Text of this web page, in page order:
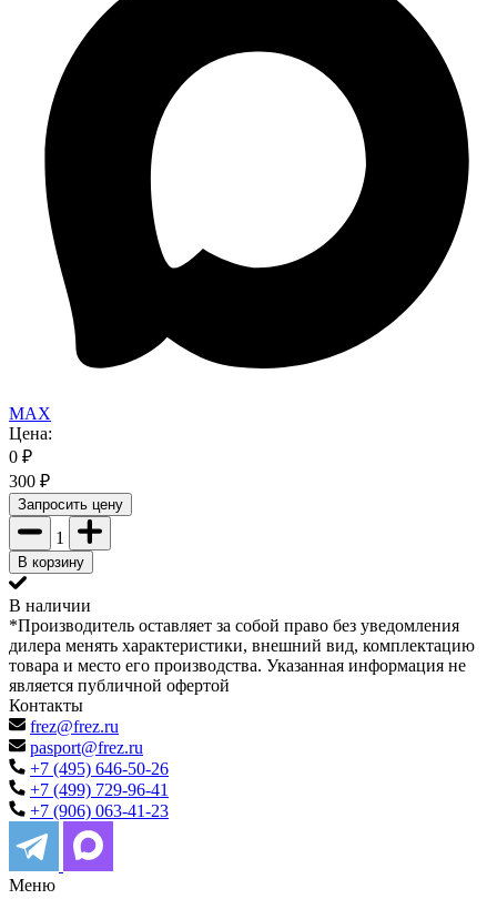
MAX
Цена:
0 ₽
300 ₽
Запросить цену
1
В корзину
В наличии
*Производитель оставляет за собой право без уведомления
дилера менять характеристики, внешний вид, комплектацию
товара и место его производства. Указанная информация не
является публичной офертой
Контакты
frez@frez.ru
pasport@frez.ru
+7 (495) 646-50-26
+7 (499) 729-96-41
+7 (906) 063-41-23
Меню